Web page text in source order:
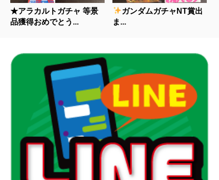
★アラカルトガチャ 等景
品獲得おめでとう...
ガンダムガチャNT賞出
ま...